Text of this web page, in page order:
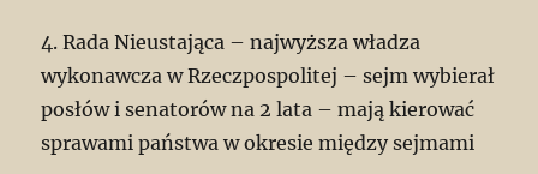
4. Rada Nieustająca – najwyższa władza
wykonawcza w Rzeczpospolitej – sejm wybierał
posłów i senatorów na 2 lata – mają kierować
sprawami państwa w okresie między sejmami